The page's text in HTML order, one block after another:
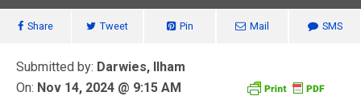
Share Tweet Pin Mail SMS
Submitted by: Darwies, Ilham
On: Nov 14, 2024 @ 9:15 AM